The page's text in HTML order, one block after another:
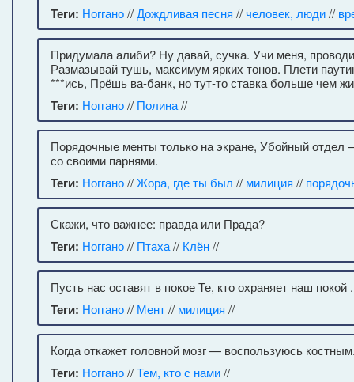
Теги: Ноггано//Дождливая песня //человек, люди//
Придумала алиби? Ну давай, сучка. Учи меня,
Размазывай тушь, максимум ярких тонов. Плети
***ись, Прёшь ва-банк, но тут-то ставка больше чем
Теги: Ноггано// Полина//
Порядочные менты только на экране, Убойный отдел
со своими парнями.
Теги: Ноггано//Жора, где ты был // милиция //
Скажи, что важнее: правда или Прада?
Теги: Ноггано// Птаха// Клён//
Пусть нас оставят в покое Те, кто охраняет наш покой .
Теги: Ноггано// Мент// милиция //
Когда откажет головной мозг — воспользуюсь
Теги: Ноггано//Тем, кто с нами//